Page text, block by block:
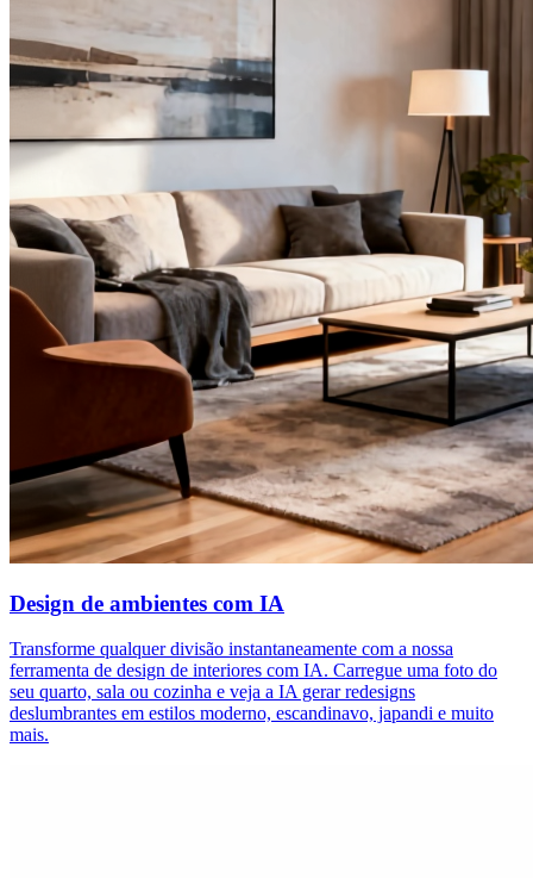
Design de ambientes com IA
Transforme qualquer divisão instantaneamente com a nossa
ferramenta de design de interiores com IA. Carregue uma foto do
seu quarto, sala ou cozinha e veja a IA gerar redesigns
deslumbrantes em estilos moderno, escandinavo, japandi e muito
mais.